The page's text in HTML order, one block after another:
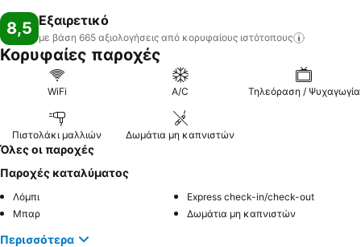
8,5 Εξαιρετικό
με βάση 665 αξιολογήσεις από κορυφαίους ιστότοπους
Κορυφαίες παροχές
WiFi A/C Τηλεόραση / Ψυχαγωγία
Πιστολάκι μαλλιών Δωμάτια μη καπνιστών
Όλες οι παροχές
Παροχές καταλύματος
Λόμπι
Express check-in/check-out
Μπαρ
Δωμάτια μη καπνιστών
Περισσότερα